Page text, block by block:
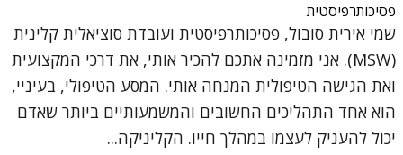
פסיכותרפיסטית
שמי אירית סובול, פסיכותרפיסטית ועובדת סוציאלית קלינית
(MSW). אני מזמינה אתכם להכיר אותי, את דרכי המקצועית
ואת הגישה הטיפולית המנחה אותי. המסע הטיפולי, בעיניי,
הוא אחד התהליכים החשובים והמשמעותיים ביותר שאדם
יכול להעניק לעצמו במהלך חייו. הקליניקה...